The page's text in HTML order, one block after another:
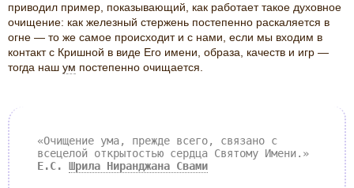
приводил пример, показывающий, как работает такое духовное
очищение: как железный стержень постепенно раскаляется в
огне — то же самое происходит и с нами, если мы входим в
контакт с Кришной в виде Его имени, образа, качеств и игр —
тогда наш ум постепенно очищается.
«Очищение ума, прежде всего, связано с
всецелой открытостью сердца Святому Имени.»
Е.С. Шрила Ниранджана Свами